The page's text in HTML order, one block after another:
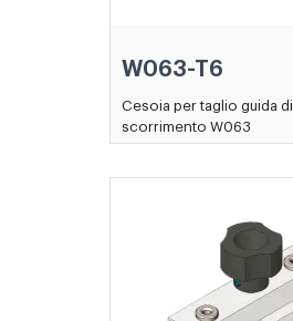
W063-T6
Cesoia per taglio guida di
scorrimento W063